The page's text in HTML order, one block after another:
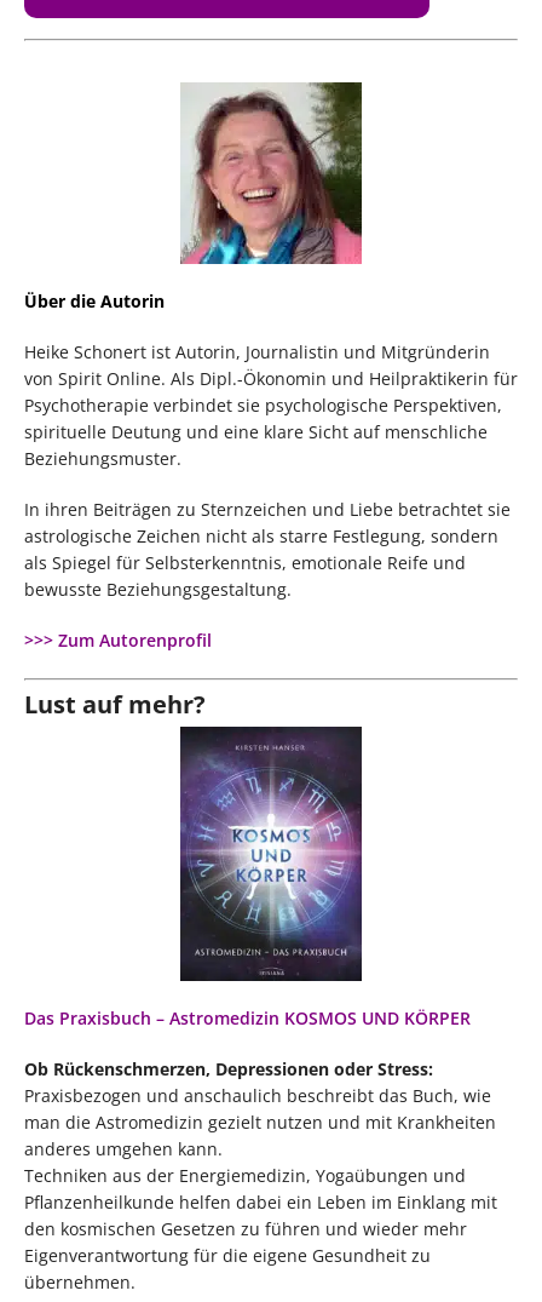
Über die Autorin
Heike Schonert ist Autorin, Journalistin und Mitgründerin
von Spirit Online. Als Dipl.-Ökonomin und Heilpraktikerin für
Psychotherapie verbindet sie psychologische Perspektiven,
spirituelle Deutung und eine klare Sicht auf menschliche
Beziehungsmuster.
In ihren Beiträgen zu Sternzeichen und Liebe betrachtet sie
astrologische Zeichen nicht als starre Festlegung, sondern
als Spiegel für Selbsterkenntnis, emotionale Reife und
bewusste Beziehungsgestaltung.
>>> Zum Autorenprofil
Lust auf mehr?
Das Praxisbuch – Astromedizin KOSMOS UND KÖRPER
Ob Rückenschmerzen, Depressionen oder Stress:
Praxisbezogen und anschaulich beschreibt das Buch, wie
man die Astromedizin gezielt nutzen und mit Krankheiten
anderes umgehen kann.
Techniken aus der Energiemedizin, Yogaübungen und
Pflanzenheilkunde helfen dabei ein Leben im Einklang mit
den kosmischen Gesetzen zu führen und wieder mehr
Eigenverantwortung für die eigene Gesundheit zu
übernehmen.